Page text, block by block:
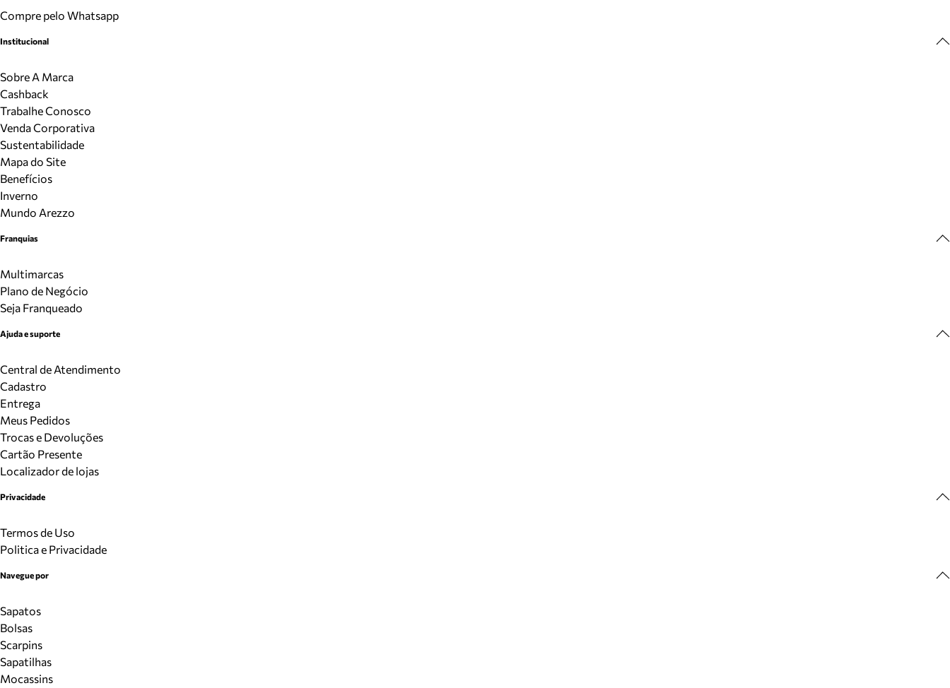
Compre pelo Whatsapp
Institucional
Sobre A Marca
Cashback
Trabalhe Conosco
Venda Corporativa
Sustentabilidade
Mapa do Site
Benefícios
Inverno
Mundo Arezzo
Franquias
Multimarcas
Plano de Negócio
Seja Franqueado
Ajuda e suporte
Central de Atendimento
Cadastro
Entrega
Meus Pedidos
Trocas e Devoluções
Cartão Presente
Localizador de lojas
Privacidade
Termos de Uso
Politica e Privacidade
Navegue por
Sapatos
Bolsas
Scarpins
Sapatilhas
Mocassins